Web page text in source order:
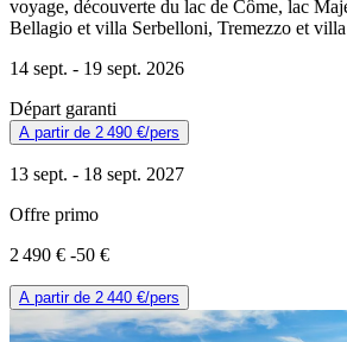
voyage, découverte du lac de Côme, lac
Bellagio et villa Serbelloni, Tremezzo et
14 sept. - 19 sept. 2026
Départ garanti
A partir de 2 490 €/pers
13 sept. - 18 sept. 2027
Offre primo
2 490 € -50 €
A partir de 2 440 €/pers